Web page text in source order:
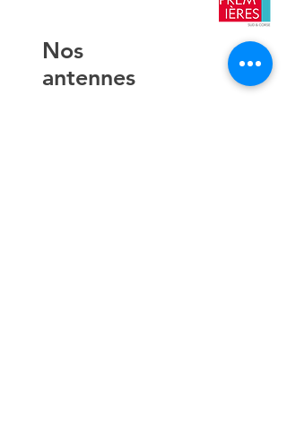
​Nos
antennes